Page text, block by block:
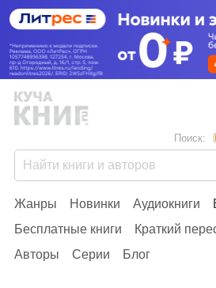
Жанры Новинки Аудиокниги
Бесплатные книги
Краткий
Авторы
Серии Блог
Поиск: